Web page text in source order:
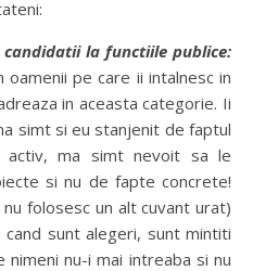
la functiile publice:
pe care ii intalnesc in
in aceasta categorie. Ii
simt si eu stanjenit de faptul
activ, ma simt nevoit sa le
si nu de fapte concrete!
folosesc un alt cuvant urat)
sunt alegeri, sunt mintiti
nimeni nu-i mai intreaba si nu